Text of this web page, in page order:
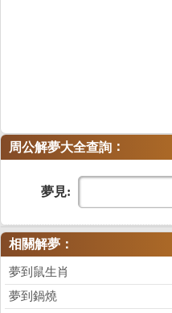
周公解夢大全查詢 ：
夢見:
相關解夢：
夢到鼠生肖
夢到鍋燒